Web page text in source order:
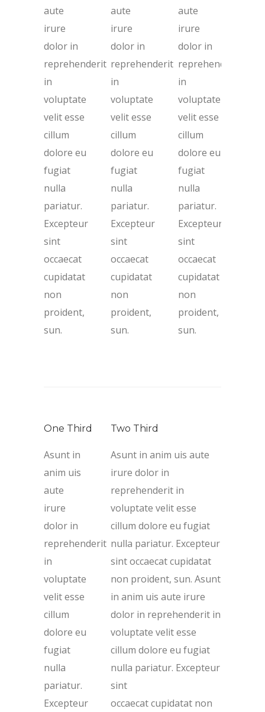
aute
irure
dolor in
reprehenderit
in
voluptate
velit esse
cillum
dolore eu
fugiat
nulla
pariatur.
Excepteur
sint
occaecat
cupidatat
non
proident,
sun.
aute
irure
dolor in
reprehenderit
in
voluptate
velit esse
cillum
dolore eu
fugiat
nulla
pariatur.
Excepteur
sint
occaecat
cupidatat
non
proident,
sun.
aute
irure
dolor in
reprehenderit
in
voluptate
velit esse
cillum
dolore eu
fugiat
nulla
pariatur.
Excepteur
sint
occaecat
cupidatat
non
proident,
sun.
One Third
Asunt in
anim uis
aute
irure
dolor in
reprehenderit
in
voluptate
velit esse
cillum
dolore eu
fugiat
nulla
pariatur.
Excepteur
Two Third
Asunt in anim uis aute
irure dolor in
reprehenderit in
voluptate velit esse
cillum dolore eu fugiat
nulla pariatur. Excepteur
sint occaecat cupidatat
non proident, sun. Asunt
in anim uis aute irure
dolor in reprehenderit in
voluptate velit esse
cillum dolore eu fugiat
nulla pariatur. Excepteur
sint
occaecat cupidatat non